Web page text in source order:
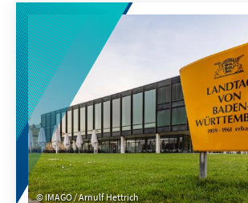
zugleich erhebliche Risiken für
Investitionen und globale
Wertschöpfungsketten.
sollte daher nicht nur als
auch als Wirtschaftspolitik
an der alle relevanten
müssen.
IMAGO / Arnulf Hettrich